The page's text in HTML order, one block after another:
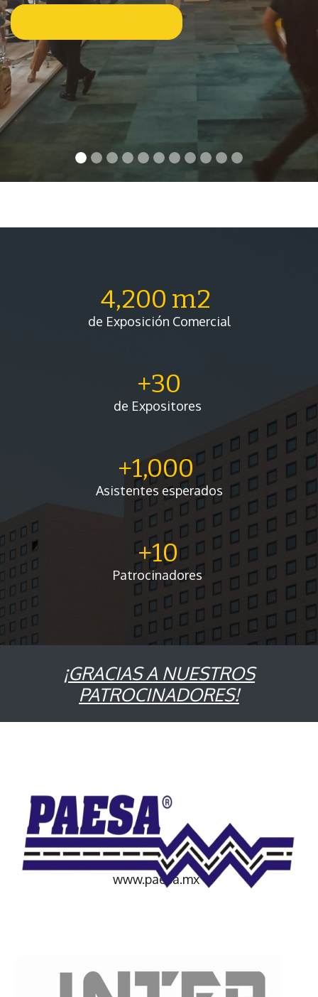
4,200 m2
de Exposición Comercial
+30
de Expositores
+1,000
Asistentes esperados
+10
Patrocinadores
¡GRACIAS A NUESTROS
PATROCINADORES!
www.paesa.mx